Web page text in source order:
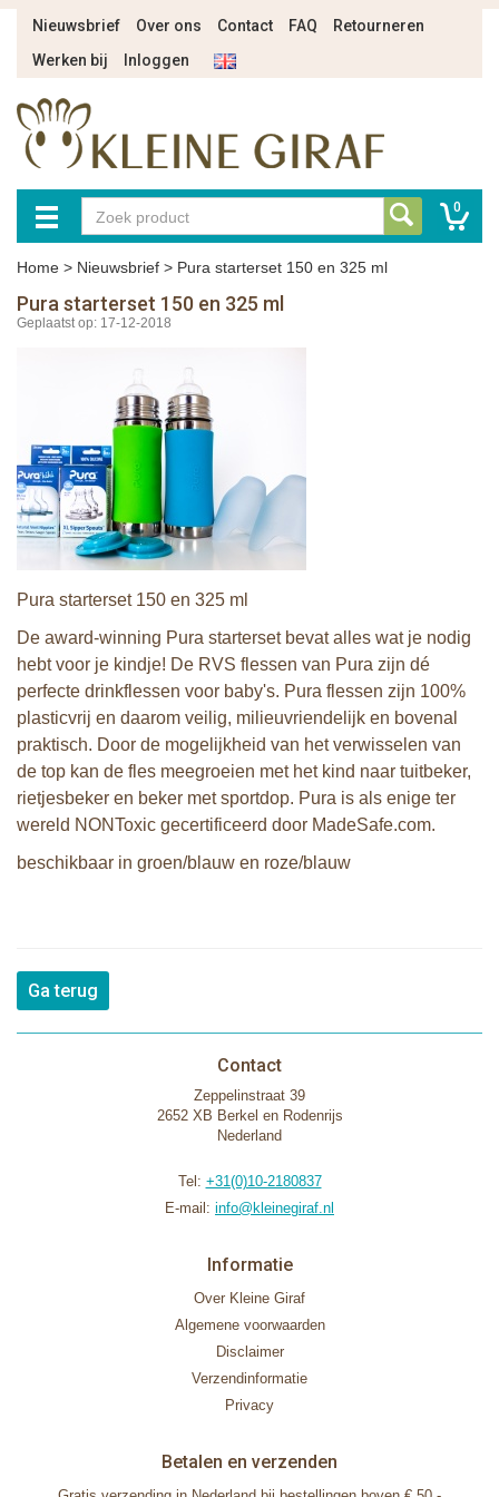
Nieuwsbrief Over ons Contact FAQ
Retourneren
Werken bij
Inloggen
0
Home > Nieuwsbrief > Pura starterset 150 en 325 ml
Pura starterset 150 en 325 ml
Geplaatst op: 17-12-2018
Pura starterset 150 en 325 ml
De award-winning Pura starterset bevat alles wat je nodig
hebt voor je kindje! De RVS flessen van Pura zijn dé
perfecte drinkflessen voor baby's. Pura flessen zijn 100%
plasticvrij en daarom veilig, milieuvriendelijk en bovenal
praktisch. Door de mogelijkheid van het verwisselen van
de top kan de fles meegroeien met het kind naar tuitbeker,
rietjesbeker en beker met sportdop. Pura is als enige ter
wereld NONToxic gecertificeerd door MadeSafe.com.
beschikbaar in groen/blauw en roze/blauw
Ga terug
Contact
Zeppelinstraat 39
2652 XB Berkel en Rodenrijs
Nederland
Tel: +31(0)10-2180837
E-mail: info@kleinegiraf.nl
Informatie
Over Kleine Giraf
Algemene voorwaarden
Disclaimer
Verzendinformatie
Privacy
Betalen en verzenden